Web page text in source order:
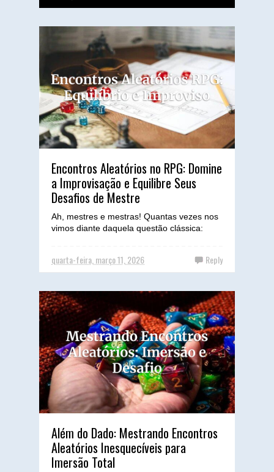
Encontros Aleatórios no RPG: Domine
a Improvisação e Equilibre Seus
Desafios de Mestre
Ah, mestres e mestras! Quantas vezes nos
vimos diante daquela questão clássica:
quarta-feira, março 11, 2026 Reply
Além do Dado: Mestrando Encontros
Aleatórios Inesquecíveis para
Imersão Total